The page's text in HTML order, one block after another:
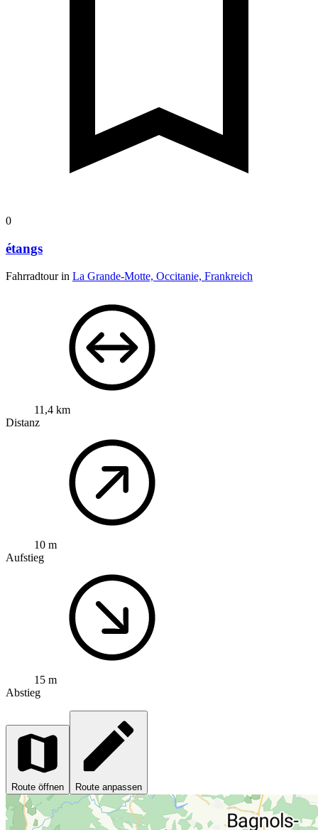
0
étangs
Fahrradtour in La Grande-Motte, Occitanie, Frankreich
11,4 km
Distanz
10 m
Aufstieg
15 m
Abstieg
Route öffnen Route anpassen